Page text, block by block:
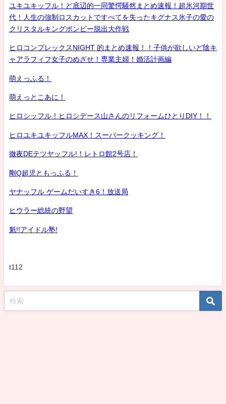
ユキユキッフル！ど底辺的一同驚愕騒然まとめ速報！超氷河期世
代！人生の強制ロスカットですべてを失ったキグナス氷子の愛の
クリスタルキングボンビー脱出大作戦
ヒロコンプレックスNIGHT 的まとめ速報！！子供が欲しいど陰キ
ャアラフィフ女子のめざせ！専業主婦！婚活計画編
萌えっふる！
萌えっとこあに！
ヒロシッフル！ヒロシデース山さんのリフォームひとりDIY！！
ヒロユキユキッフルMAX！スーパークッキング！
徹夜DEテツヤッフル!！レトロ館2号店！
剛Q超児ともっふる！
ヤナッフル ゲームだいすき6！放送局
ヒウラー総統の野望
魁!!アイドル塾!
t112